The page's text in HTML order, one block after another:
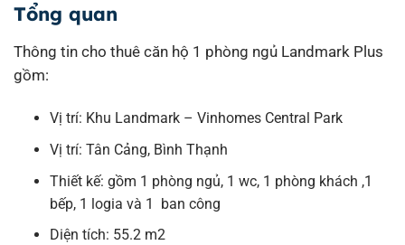
Tổng quan
Thông tin cho thuê căn hộ 1 phòng ngủ Landmark Plus
gồm:
Vị trí: Khu Landmark – Vinhomes Central Park
Vị trí: Tân Cảng, Bình Thạnh
Thiết kế: gồm 1 phòng ngủ, 1 wc, 1 phòng khách ,1
bếp, 1 logia và 1 ban công
Diện tích: 55.2 m2